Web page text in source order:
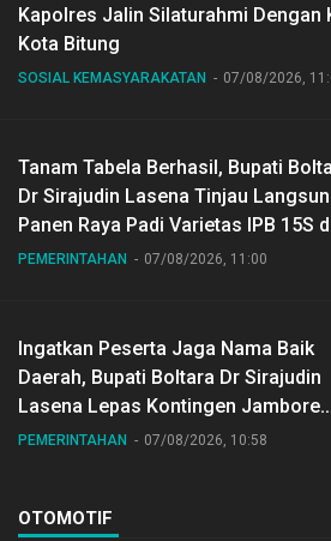
Kapolres Jalin Silaturahmi Dengan
Kota Bitung
SOSIAL KEMASYARAKATAN 07/08/2026,
Tanam Tabela Berhasil, Bupati
Dr Sirajudin Lasena Tinjau
Panen Raya Padi Varietas IPB 15S
Desa Gihang
PEMERINTAHAN 07/08/2026, 11:00
Ingatkan Peserta Jaga Nama Baik
Daerah, Bupati Boltara Dr Sirajudin
Lasena Lepas Kontingen Jambore
Nasional ke XII di Buperta Cibubur
PEMERINTAHAN 07/08/2026, 10:58
OTOMOTIF